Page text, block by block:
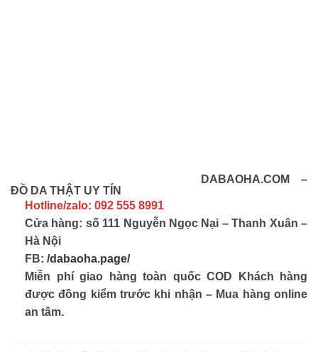
DABAOHA.COM –
ĐỒ DA THẬT UY TÍN
Hotline/zalo: 092 555 8991
Cửa hàng: số 111 Nguyễn Ngọc Nại – Thanh Xuân –
Hà Nội
FB: /dabaoha.page/
Miễn phí giao hàng toàn quốc COD Khách hàng
được đồng kiểm trước khi nhận – Mua hàng online
an tâm.